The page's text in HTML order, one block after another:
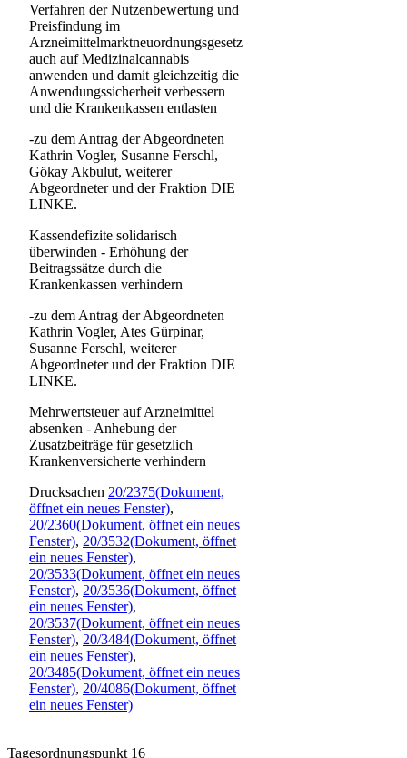
Verfahren der Nutzenbewertung und
Preisfindung im
Arzneimittelmarktneuordnungsgesetz
auch auf Medizinalcannabis
anwenden und damit gleichzeitig die
Anwendungssicherheit verbessern
und die Krankenkassen entlasten
-zu dem Antrag der Abgeordneten
Kathrin Vogler, Susanne Ferschl,
Gökay Akbulut, weiterer
Abgeordneter und der Fraktion DIE
LINKE.
Kassendefizite solidarisch
überwinden - Erhöhung der
Beitragssätze durch die
Krankenkassen verhindern
-zu dem Antrag der Abgeordneten
Kathrin Vogler, Ates Gürpinar,
Susanne Ferschl, weiterer
Abgeordneter und der Fraktion DIE
LINKE.
Mehrwertsteuer auf Arzneimittel
absenken - Anhebung der
Zusatzbeiträge für gesetzlich
Krankenversicherte verhindern
Drucksachen 20/2375(Dokument,
öffnet ein neues Fenster),
20/2360(Dokument, öffnet ein neues
Fenster), 20/3532(Dokument, öffnet
ein neues Fenster),
20/3533(Dokument, öffnet ein neues
Fenster), 20/3536(Dokument, öffnet
ein neues Fenster),
20/3537(Dokument, öffnet ein neues
Fenster), 20/3484(Dokument, öffnet
ein neues Fenster),
20/3485(Dokument, öffnet ein neues
Fenster), 20/4086(Dokument, öffnet
ein neues Fenster)
Tagesordnungspunkt 16